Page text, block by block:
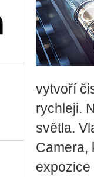
vytvoří
rychleji.
světla.
Camera,
expozice